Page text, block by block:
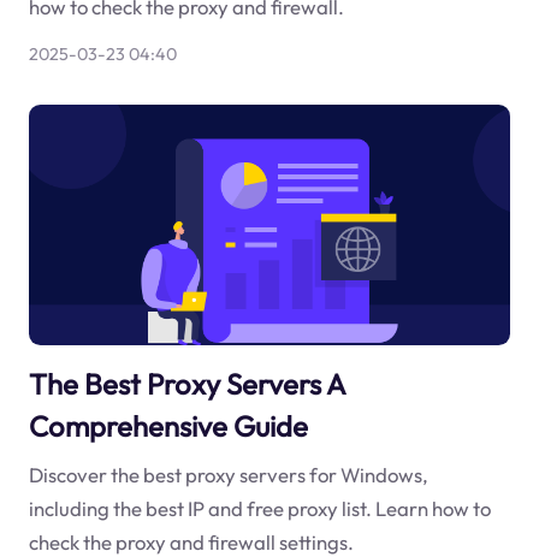
how to check the proxy and firewall.
2025-03-23 04:40
The Best Proxy Servers A
Comprehensive Guide
Discover the best proxy servers for Windows,
including the best IP and free proxy list. Learn how to
check the proxy and firewall settings.